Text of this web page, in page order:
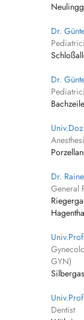
Dr.
Dr.
Dr.
General
GYN)
Dentist